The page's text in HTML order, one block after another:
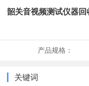
韶关音视频测试仪器
产品规格：
关键词